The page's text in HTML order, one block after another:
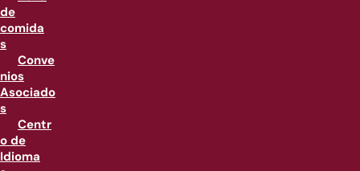
de
comida
s
Conve
nios
Asociado
s
Centr
o de
Idioma